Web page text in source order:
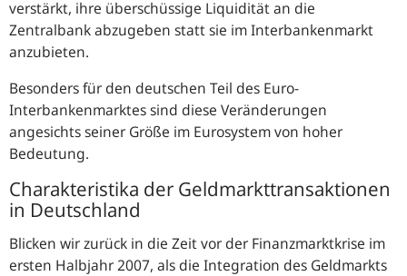
verstärkt, ihre überschüssige Liquidität an die
Zentralbank abzugeben statt sie im Interbankenmarkt
anzubieten.
Besonders für den deutschen Teil des Euro-
Interbankenmarktes sind diese Veränderungen
angesichts seiner Größe im Eurosystem von hoher
Bedeutung.
Charakteristika der Geldmarkttransaktionen
in Deutschland
Blicken wir zurück in die Zeit vor der Finanzmarktkrise im
ersten Halbjahr 2007, als die Integration des Geldmarkts